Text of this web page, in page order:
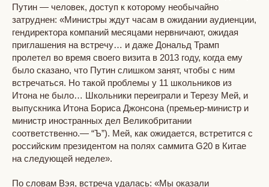
Путин — человек, доступ к которому необычайно
затруднен: «Министры ждут часам в ожидании аудиенции,
гендиректора компаний месяцами нервничают, ожидая
приглашения на встречу… и даже Дональд Трамп
пролетел во время своего визита в 2013 году, когда ему
было сказано, что Путин слишком занят, чтобы с ним
встречаться. Но такой проблемы у 11 школьников из
Итона не было… Школьники переиграли и Терезу Мей, и
выпускника Итона Бориса Джонсона (премьер-министр и
министр иностранных дел Великобритании
соответственно.— “Ъ”). Мей, как ожидается, встретится с
российским президентом на полях саммита G20 в Китае
на следующей неделе».
По словам Вэя, встреча удалась: «Мы оказали